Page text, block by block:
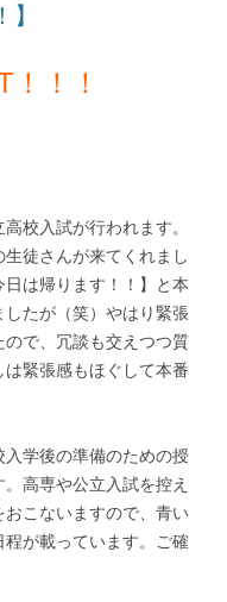
！！
校入試が行われます。
徒さんが来てくれまし
は帰ります！！】と本
たが（笑）やはり緊張
で、冗談も交えつつ質
緊張感もほぐして本番
学後の準備のための授
高専や公立入試を控え
こないますので、青い
が載っています。ご確